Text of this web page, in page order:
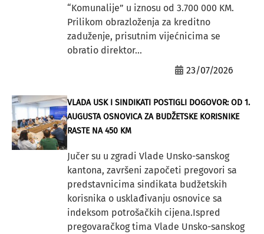
“Komunalije” u iznosu od 3.700 000 KM.
Prilikom obrazloženja za kreditno
zaduženje, prisutnim vijećnicima se
obratio direktor...
23/07/2026
VLADA USK I SINDIKATI POSTIGLI DOGOVOR: OD 1.
AUGUSTA OSNOVICA ZA BUDŽETSKE KORISNIKE
RASTE NA 450 KM
Jučer su u zgradi Vlade Unsko-sanskog
kantona, završeni započeti pregovori sa
predstavnicima sindikata budžetskih
korisnika o usklađivanju osnovice sa
indeksom potrošačkih cijena.Ispred
pregovaračkog tima Vlade Unsko-sanskog